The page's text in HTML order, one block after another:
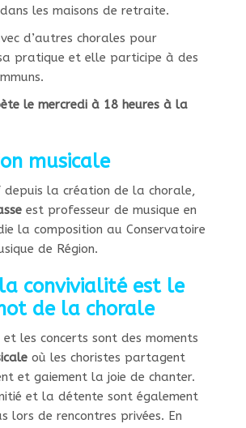
les maisons de retraite.
d’autres chorales pour
pratique et elle participe à des
le mercredi à 18 heures à la
musicale
depuis la création de la chorale,
est professeur de musique en
la composition au Conservatoire
de Région.
la convivialité est le
de la chorale
et les concerts sont des moments
où les choristes partagent
et gaiement la joie de chanter.
et la détente sont également
lors de rencontres privées. En